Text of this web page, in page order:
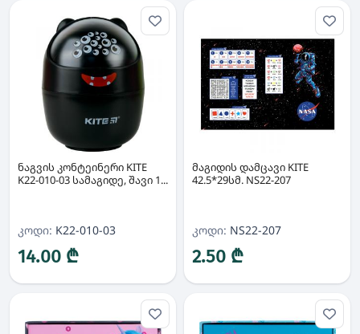
ნაგვის კონტეინერი KITE
K22-010-03 სამაგიდე, შავი 1...
კოდი: K22-010-03
14.00 ₾
მაგიდის დამცავი KITE
42.5*29სმ. NS22-207
კოდი: NS22-207
2.50 ₾